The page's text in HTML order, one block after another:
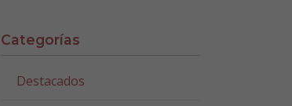
Categorías
Destacados